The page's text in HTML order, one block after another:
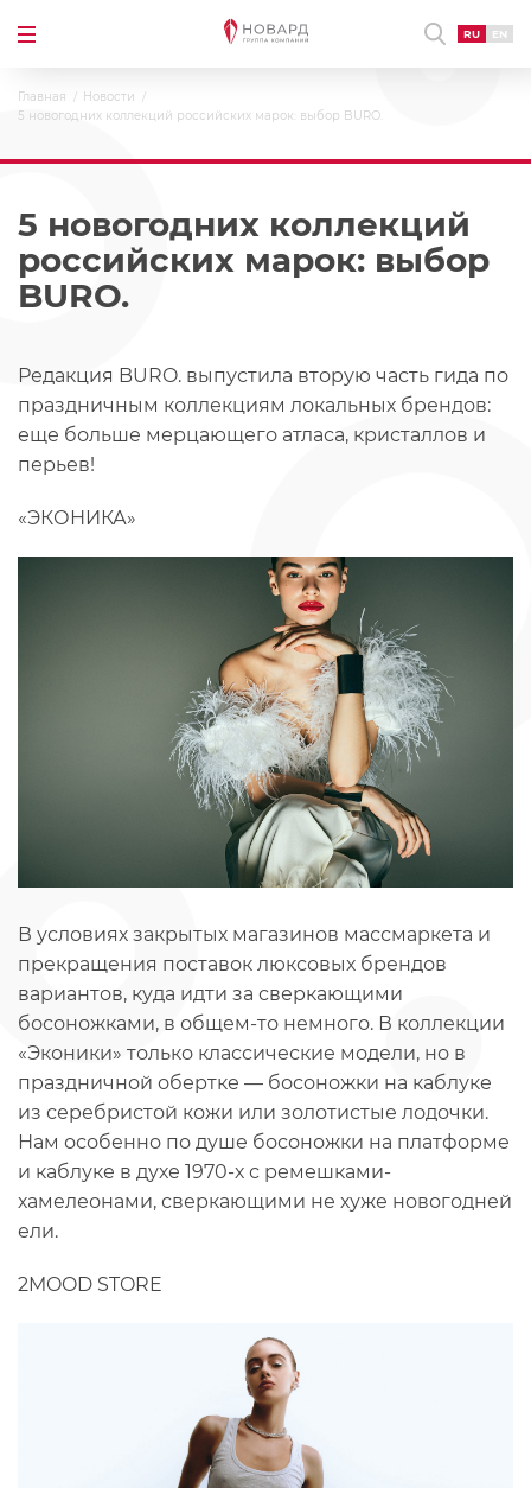
RU EN
Главная
Новости
5 новогодних коллекций российских марок: выбор BURO.
5 новогодних коллекций
российских марок: выбор
BURO.
Редакция BURO. выпустила вторую часть гида по
праздничным коллекциям локальных брендов:
еще больше мерцающего атласа, кристаллов и
перьев!
«ЭКОНИКА»
В условиях закрытых магазинов массмаркета и
прекращения поставок люксовых брендов
вариантов, куда идти за сверкающими
босоножками, в общем-то немного. В коллекции
«Эконики» только классические модели, но в
праздничной обертке — босоножки на каблуке
из серебристой кожи или золотистые лодочки.
Нам особенно по душе босоножки на платформе
и каблуке в духе 1970-х с ремешками-
хамелеонами, сверкающими не хуже новогодней
ели.
2MOOD STORE